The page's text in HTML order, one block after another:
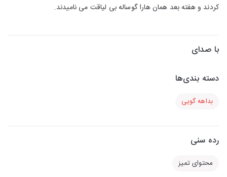
کردند و هفته بعد همان هارا گوساله بی لیاقت می نامیدند.
با صدای
دسته بندی‌ها
بداهه گویی
رده سنی
محتوای تمیز